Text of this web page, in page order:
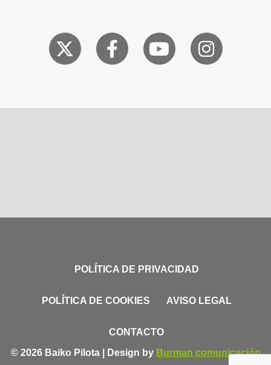
POLÍTICA DE PRIVACIDAD
POLÍTICA DE COOKIES AVISO LEGAL
CONTACTO
© 2026 Baiko Pilota | Design by Burman comunicación